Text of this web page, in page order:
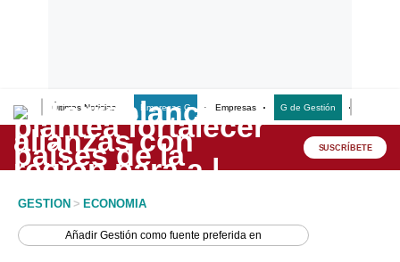
Últimas Noticias Empresas G Empresas G de Gestión
Lo último
Peru Quiosco SUSCRÍBETE
GESTION > ECONOMIA
AñadirGestión como fuente preferida en